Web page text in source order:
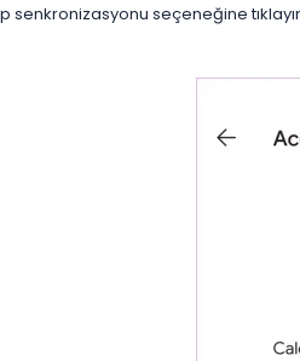
senkronizasyonu seçeneğine